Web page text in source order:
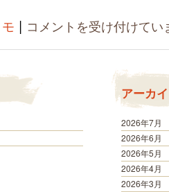
|
な
が
の
結
コメントを受け付けてい
アーカ
2026年7月
2026年6月
2026年5月
2026年4月
2026年3月